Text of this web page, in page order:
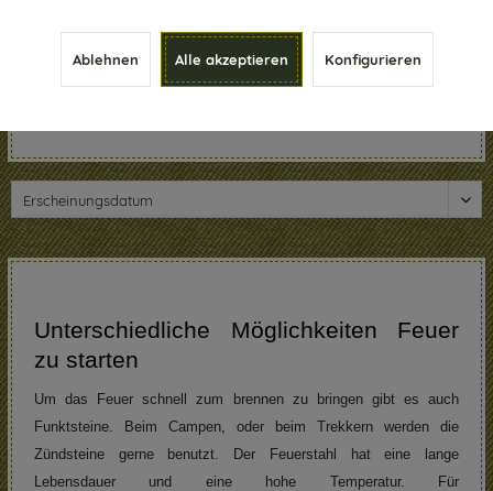
Hier finden Sie Feuerstarter und Streichhölzer Damit das
Feuer richtig brennt, bieten wir Feuerstarter an. Diese
Anzündhelfen kann man in verschiedenen Ausführungen
Unterschiedliche Möglichkeiten Feuer
zu starten
Um das Feuer schnell zum brennen zu bringen gibt es auch
Funktsteine. Beim Campen, oder beim Trekkern werden die
Zündsteine gerne benutzt. Der Feuerstahl hat eine lange
Lebensdauer und eine hohe Temperatur. Für
Ablehnen Alle akzeptieren Konfigurieren